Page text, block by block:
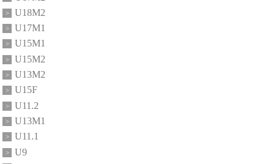
U18M2
U17M1
U15M1
U15M2
U13M2
U15F
U11.2
U13M1
U11.1
U9